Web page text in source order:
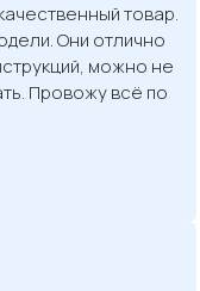
товар.
Они отлично
можно не
Провожу всё по